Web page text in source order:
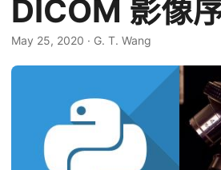
DICOM 影像
May 25, 2020 · G. T. Wang